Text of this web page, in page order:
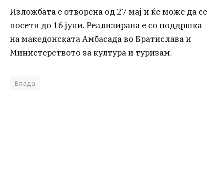
Изложбата е отворена од 27 мај и ќе може да се
посети до 16 јуни. Реализирана е со поддршка
на македонската Амбасада во Братислава и
Министерството за култура и туризам.
Влада